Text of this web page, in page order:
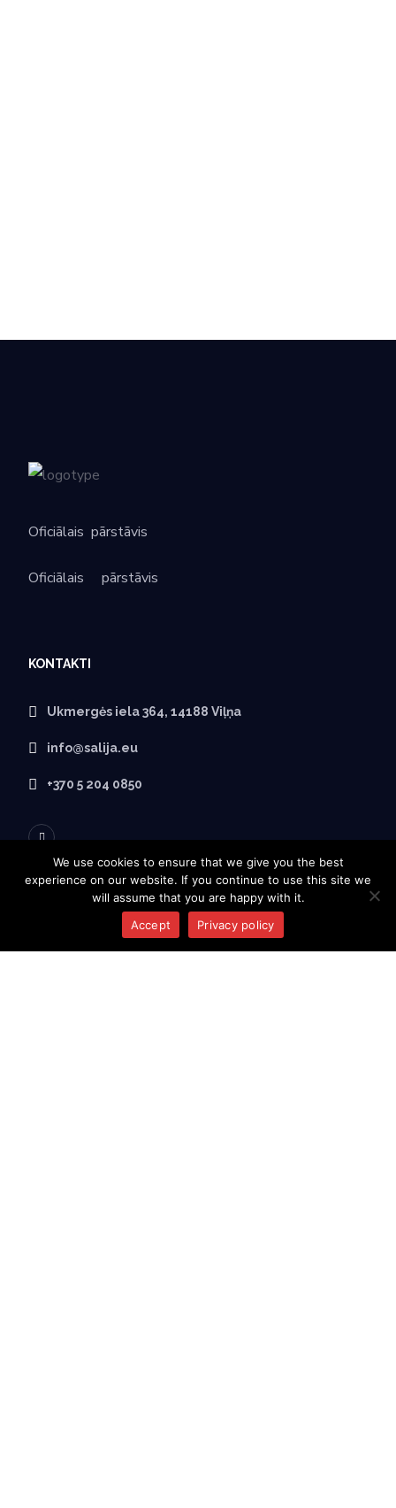
Oficiālais pārstāvis
Oficiālais pārstāvis
KONTAKTI
Ukmergės iela 364, 14188 Viļņa
info@salija.eu
+370 5 204 0850
We use cookies to ensure that we give you the best
experience on our website. If you continue to use this site we
will assume that you are happy with it.
Accept
Privacy policy